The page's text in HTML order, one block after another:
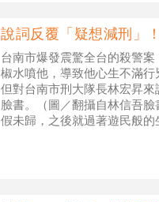
說詞反覆「疑想減刑」
台南市爆發震驚全台的殺警
椒水噴他，導致他心生不滿行
但對台南市刑大隊長林宏昇
臉書。（圖／翻攝自林信吾
假未歸，之後就過著遊民般